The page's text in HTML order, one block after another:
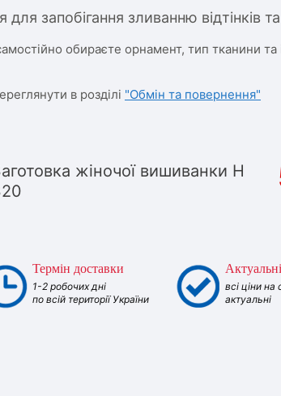
для запобігання зливанню відтінків
обираєте орнамент, тип тканини
в розділі "Обмін та повернення"
жіночої вишиванки Н
Термін доставки
1-2 робочих дні
по всій території України
всі ціни на
актуальні